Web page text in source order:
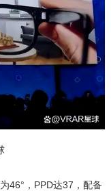
46°，PPD达37，配备